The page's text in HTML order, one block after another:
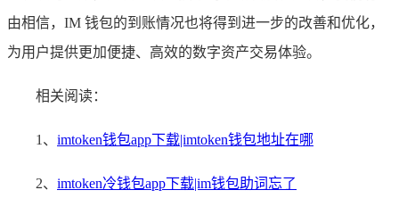
由相信，IM 钱包的到账情况也将得到进一步的改善和优化，
为用户提供更加便捷、高效的数字资产交易体验。
相关阅读：
1、 imtoken钱包app下载|imtoken钱包地址在哪
2、 imtoken冷钱包app下载|im钱包助词忘了